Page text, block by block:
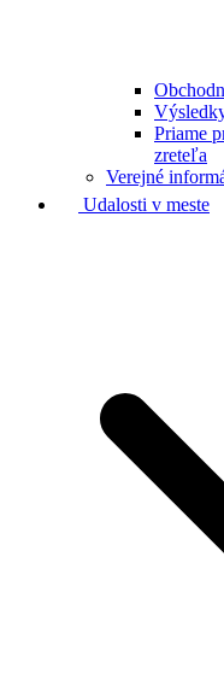
Priame
zreteľa
Verejné
Udalosti v meste